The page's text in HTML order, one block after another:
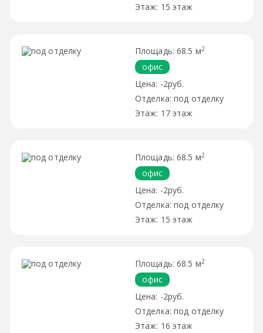
15 этаж
68.5 м2
офис
-2руб.
под отделку
17 этаж
68.5 м2
офис
-2руб.
под отделку
15 этаж
68.5 м2
офис
-2руб.
под отделку
16 этаж